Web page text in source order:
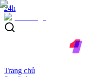
24h
Trang chủ